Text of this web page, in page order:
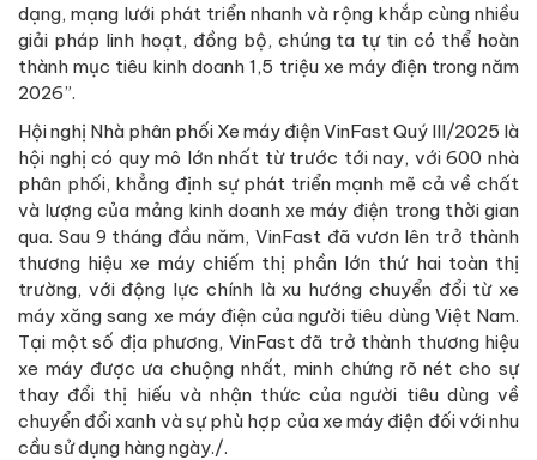
dạng, mạng lưới phát triển nhanh và rộng khắp cùng nhiều
giải pháp linh hoạt, đồng bộ, chúng ta tự tin có thể hoàn
thành mục tiêu kinh doanh 1,5 triệu xe máy điện trong năm
2026”.
Hội nghị Nhà phân phối Xe máy điện VinFast Quý III/2025 là
hội nghị có quy mô lớn nhất từ trước tới nay, với 600 nhà
phân phối, khẳng định sự phát triển mạnh mẽ cả về chất
và lượng của mảng kinh doanh xe máy điện trong thời gian
qua. Sau 9 tháng đầu năm, VinFast đã vươn lên trở thành
thương hiệu xe máy chiếm thị phần lớn thứ hai toàn thị
trường, với động lực chính là xu hướng chuyển đổi từ xe
máy xăng sang xe máy điện của người tiêu dùng Việt Nam.
Tại một số địa phương, VinFast đã trở thành thương hiệu
xe máy được ưa chuộng nhất, minh chứng rõ nét cho sự
thay đổi thị hiếu và nhận thức của người tiêu dùng về
chuyển đổi xanh và sự phù hợp của xe máy điện đối với nhu
cầu sử dụng hàng ngày./.